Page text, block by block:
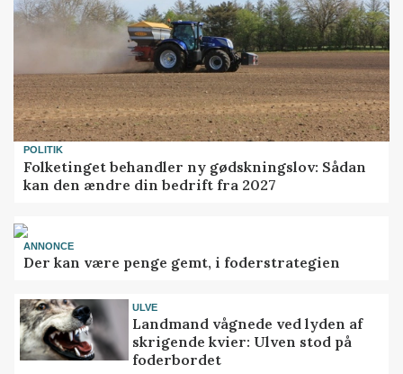
POLITIK
Folketinget behandler ny gødskningslov: Sådan
kan den ændre din bedrift fra 2027
ANNONCE
Der kan være penge gemt, i foderstrategien
ULVE
Landmand vågnede ved lyden af
skrigende kvier: Ulven stod på
foderbordet